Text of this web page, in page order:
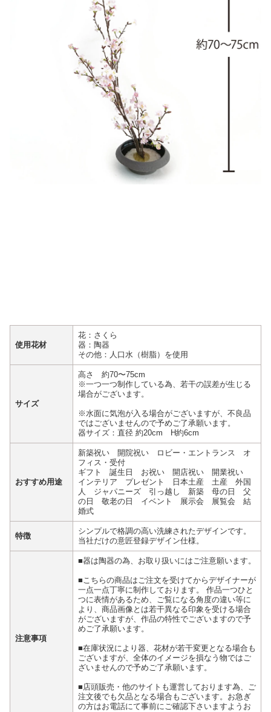
使用花材
花：さくら
器：陶器
その他：人口水（樹脂）を使用
サイズ
高さ 約70〜75cm
※一つ一つ制作している為、若干の誤差が生じる
場合がございます。
※水面に気泡が入る場合がございますが、不良品
ではございませんので予めご了承願います。
器サイズ：直径 約20cm H約6cm
おすすめ用途
新築祝い 開院祝い ロビー・エントランス オ
フィス・受付
ギフト 誕生日 お祝い 開店祝い 開業祝い
インテリア プレゼント 日本土産 土産 外国
人 ジャパニーズ 引っ越し 新築 母の日 父
の日 敬老の日 イベント 展示会 展覧会 結
婚式
特徴
シンプルで格調の高い洗練されたデザインです。
当社だけの意匠登録デザイン仕様。
注意事項
■器は陶器の為、お取り扱いにはご注意願います。
■こちらの商品はご注文を受けてからデザイナーが
一点一点丁寧に制作しております。 作品一つひと
つに表情があるため、ご覧になる角度の違い等に
より、商品画像とは若干異なる印象を受ける場合
がございますが、作品の特性でございますので予
めご了承願います。
■在庫状況により器、花材が若干変更となる場合も
ございますが、全体のイメージを損なう物ではご
ざいませんので予めご了承願います。
■店頭販売・他のサイトも運営しております為、ご
注文後でも欠品となる場合もございます。お急ぎ
の方はお電話にて事前にご確認下さいますようお